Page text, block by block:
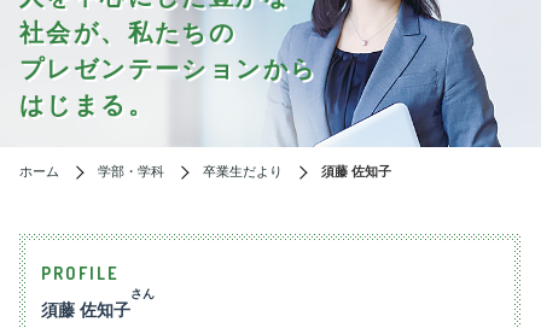
社会が、私たちの
プレゼンテーションから
はじまる。
ホーム 学部・学科 卒業生だより 須藤 佐知子
PROFILE
須藤 佐知子
さん